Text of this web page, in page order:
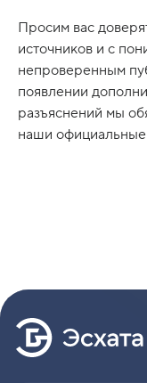
Просим вас
источников и с
непроверенным
появлении
разъяснений мы
наши официальные